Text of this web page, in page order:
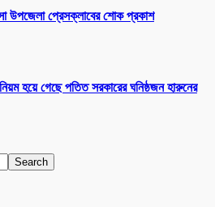
উপজেলা প্রেসক্লাবের শোক প্রকাশ
হয়ে গেছে পতিত সরকারের ঘনিষ্ঠজন হারুনের
Search